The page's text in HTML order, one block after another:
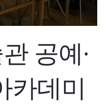
공예·
카데미